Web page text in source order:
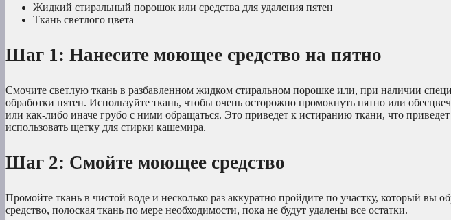
Жидкий стиральный порошок или средства для удаления пятен
Ткань светлого цвета
Шаг 1: Нанесите моющее средство на пятно
Смочите светлую ткань в разбавленном жидком стиральном порошке или, при наличии
обработки пятен. Используйте ткань, чтобы очень осторожно промокнуть пятно или
или как-либо иначе грубо с ними обращаться. Это приведет к истиранию ткани, что
использовать щетку для стирки кашемира.
Шаг 2: Смойте моющее средство
Промойте ткань в чистой воде и несколько раз аккуратно пройдите по участку, который вы
средство, полоская ткань по мере необходимости, пока не будут удалены все остатки.